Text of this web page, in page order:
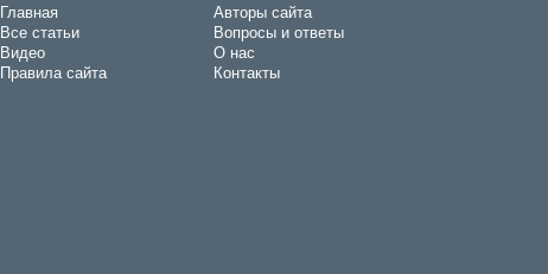
Главная
Авторы сайта
Все статьи
Вопросы и ответы
Видео
О нас
Правила сайта
Контакты